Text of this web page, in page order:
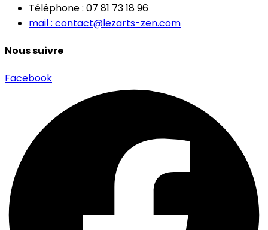
Téléphone : 07 81 73 18 96
mail : contact@lezarts-zen.com
Nous suivre
Facebook